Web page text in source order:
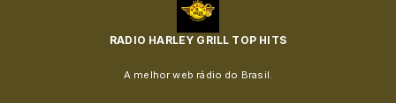
RADIO HARLEY GRILL TOP HITS
A melhor web rádio do Brasil.